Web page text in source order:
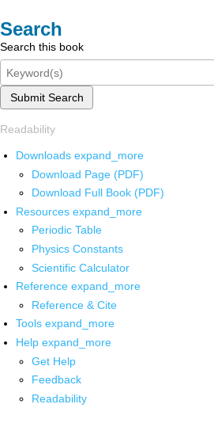
Search
Search this book
Submit Search
Readability
Downloads expand_more
Download Page (PDF)
Download Full Book (PDF)
Resources expand_more
Periodic Table
Physics Constants
Scientific Calculator
Reference expand_more
Reference & Cite
Tools expand_more
Help expand_more
Get Help
Feedback
Readability